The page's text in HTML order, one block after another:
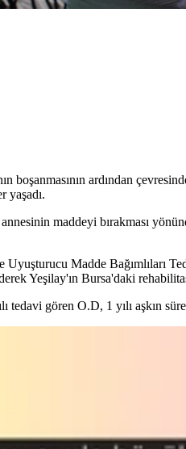
boşanmasının ardından
yaşadı.
maddeyi bırakması
Madde Bağımlıları
Yeşilay'ın Bursa'daki
tedavi gören O.D, 1 yılı aşkın